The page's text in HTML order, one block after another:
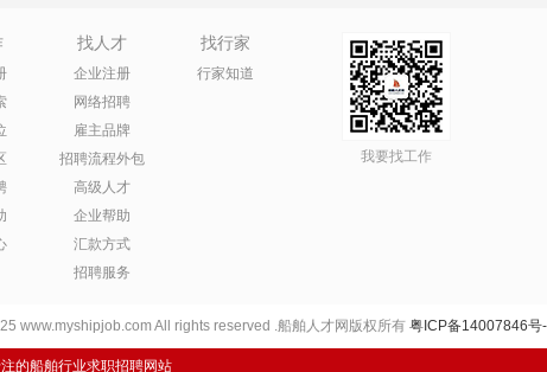
找人才
企业注册
网络招聘
雇主品牌
招聘流程外包
高级人才
企业帮助
汇款方式
招聘服务
找行家
行家知道
我要找工作
www.myshipjob.com All rights reserved .船舶人才网版权所有 粤ICP备14007846号
的船舶行业求职招聘网站